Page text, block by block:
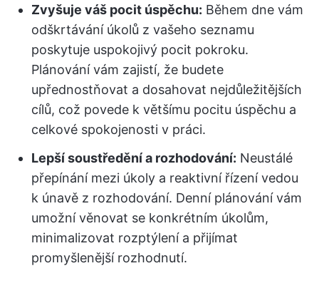
Zvyšuje váš pocit úspěchu: Během dne vám
odškrtávání úkolů z vašeho seznamu
poskytuje uspokojivý pocit pokroku.
Plánování vám zajistí, že budete
upřednostňovat a dosahovat nejdůležitějších
cílů, což povede k většímu pocitu úspěchu a
celkové spokojenosti v práci.
Lepší soustředění a rozhodování: Neustálé
přepínání mezi úkoly a reaktivní řízení vedou
k únavě z rozhodování. Denní plánování vám
umožní věnovat se konkrétním úkolům,
minimalizovat rozptýlení a přijímat
promyšlenější rozhodnutí.